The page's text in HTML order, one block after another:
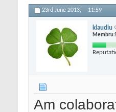
23rd June 2013, 11:59
klaudiu
Membru
Am